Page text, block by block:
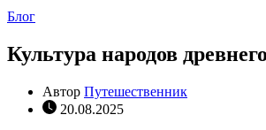
Рубрики
Блог
Культура народов
Автор Путешественник
20.08.2025